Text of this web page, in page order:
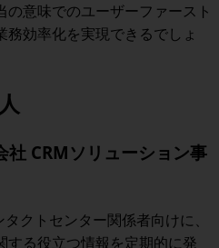
意味でのユーザーファースト
効率化を実現できるでしょ
社 CRMソリューション事
クトセンター関係者向けに、
る役立つ情報を定期的に発